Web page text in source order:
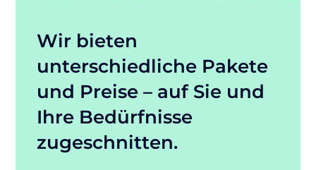
Wir bieten
unterschiedliche Pakete
und Preise – auf Sie und
Ihre Bedürfnisse
zugeschnitten.